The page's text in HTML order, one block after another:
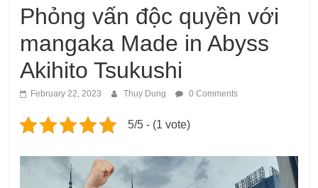
Phỏng vấn độc quyền với
mangaka Made in Abyss
Akihito Tsukushi
February 22, 2023 Thuy Dung 0 Comments
5/5 - (1 vote)